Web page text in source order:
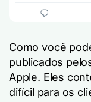
Como você
publicados
Apple. Eles
difícil para os